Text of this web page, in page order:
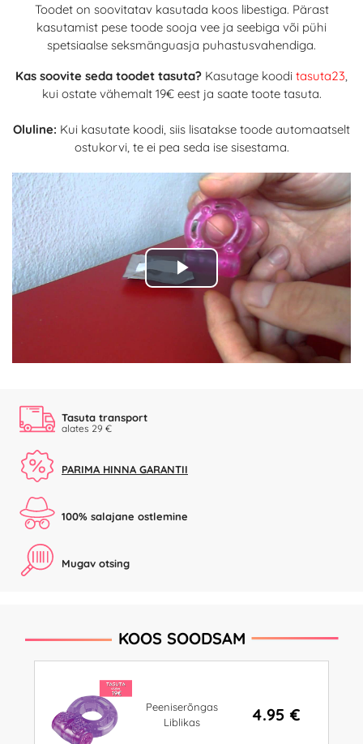
Toodet on soovitatav kasutada koos libestiga. Pärast
kasutamist pese toode sooja vee ja seebiga või pühi
spetsiaalse seksmänguasja puhastusvahendiga.
Kas soovite seda toodet tasuta? Kasutage koodi tasuta23
kui ostate vähemalt 19€ eest ja saate toote tasuta.
Oluline: Kui kasutate koodi, siis lisatakse toode automaatselt
ostukorvi, te ei pea seda ise sisestama.
Play
Video
Tasuta transport
alates 29 €
PARIMA HINNA GARANTII
100% salajane ostlemine
Mugav otsing
KOOS SOODSAM
Peeniserõngas
Liblikas
4.95 €